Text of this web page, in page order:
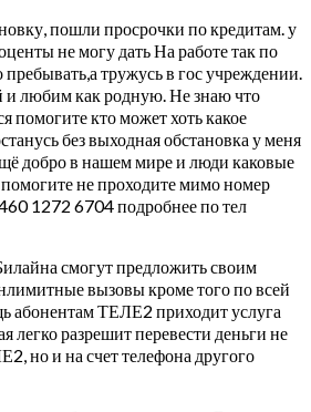
пошли просрочки по кредитам. у
не могу дать На работе так по
тружусь в гос учреждении.
и любим как родную. Не знаю что
помогите кто может хоть какое
без выходная обстановка у меня
добро в нашем мире и люди каковые
не проходите мимо номер
1272 6704 подробнее по тел
смогут предложить своим
вызовы кроме того по всей
абонентам ТЕЛЕ2 приходит услуга
легко разрешит перевести деньги не
но и на счет телефона другого